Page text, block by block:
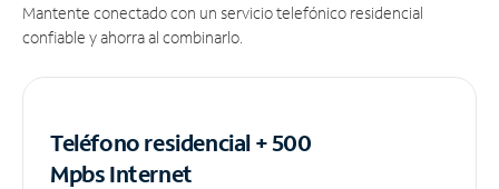
Mantente conectado con un servicio telefónico residencial
confiable y ahorra al combinarlo.
Teléfono residencial + 500
MpbsInternet